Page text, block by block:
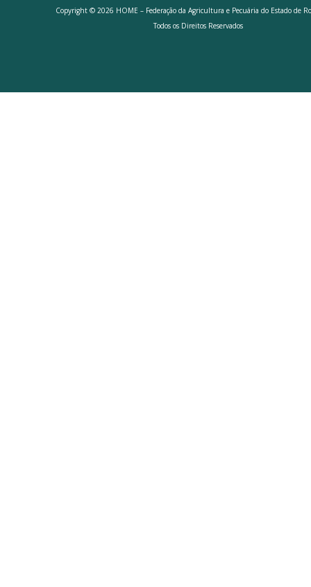
Copyright © 2026 HOME – Federação da Agricultura e Pecuária do Estado de
Todos os Direitos Reservados